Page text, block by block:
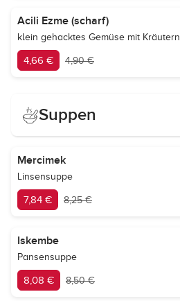
Acili Ezme (scharf)
klein gehacktes Gemüse mit Kräutern
4,66 € 4,90 €
Suppen
Mercimek
Linsensuppe
7,84 € 8,25 €
Iskembe
Pansensuppe
8,08 € 8,50 €